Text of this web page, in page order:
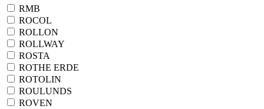
RMB
ROCOL
ROLLON
ROLLWAY
ROSTA
ROTHE ERDE
ROTOLIN
ROULUNDS
ROVEN